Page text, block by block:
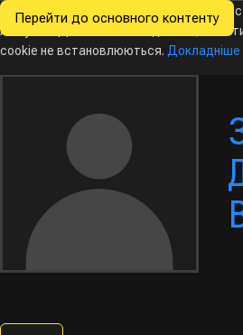
Перейти до основного контенту
Всеукраїнські
з інформатики
Ми хочемо збирати знеособлену
Analytics. Доки ви не погодитесь,
cookie не встановлюються. Докладніше